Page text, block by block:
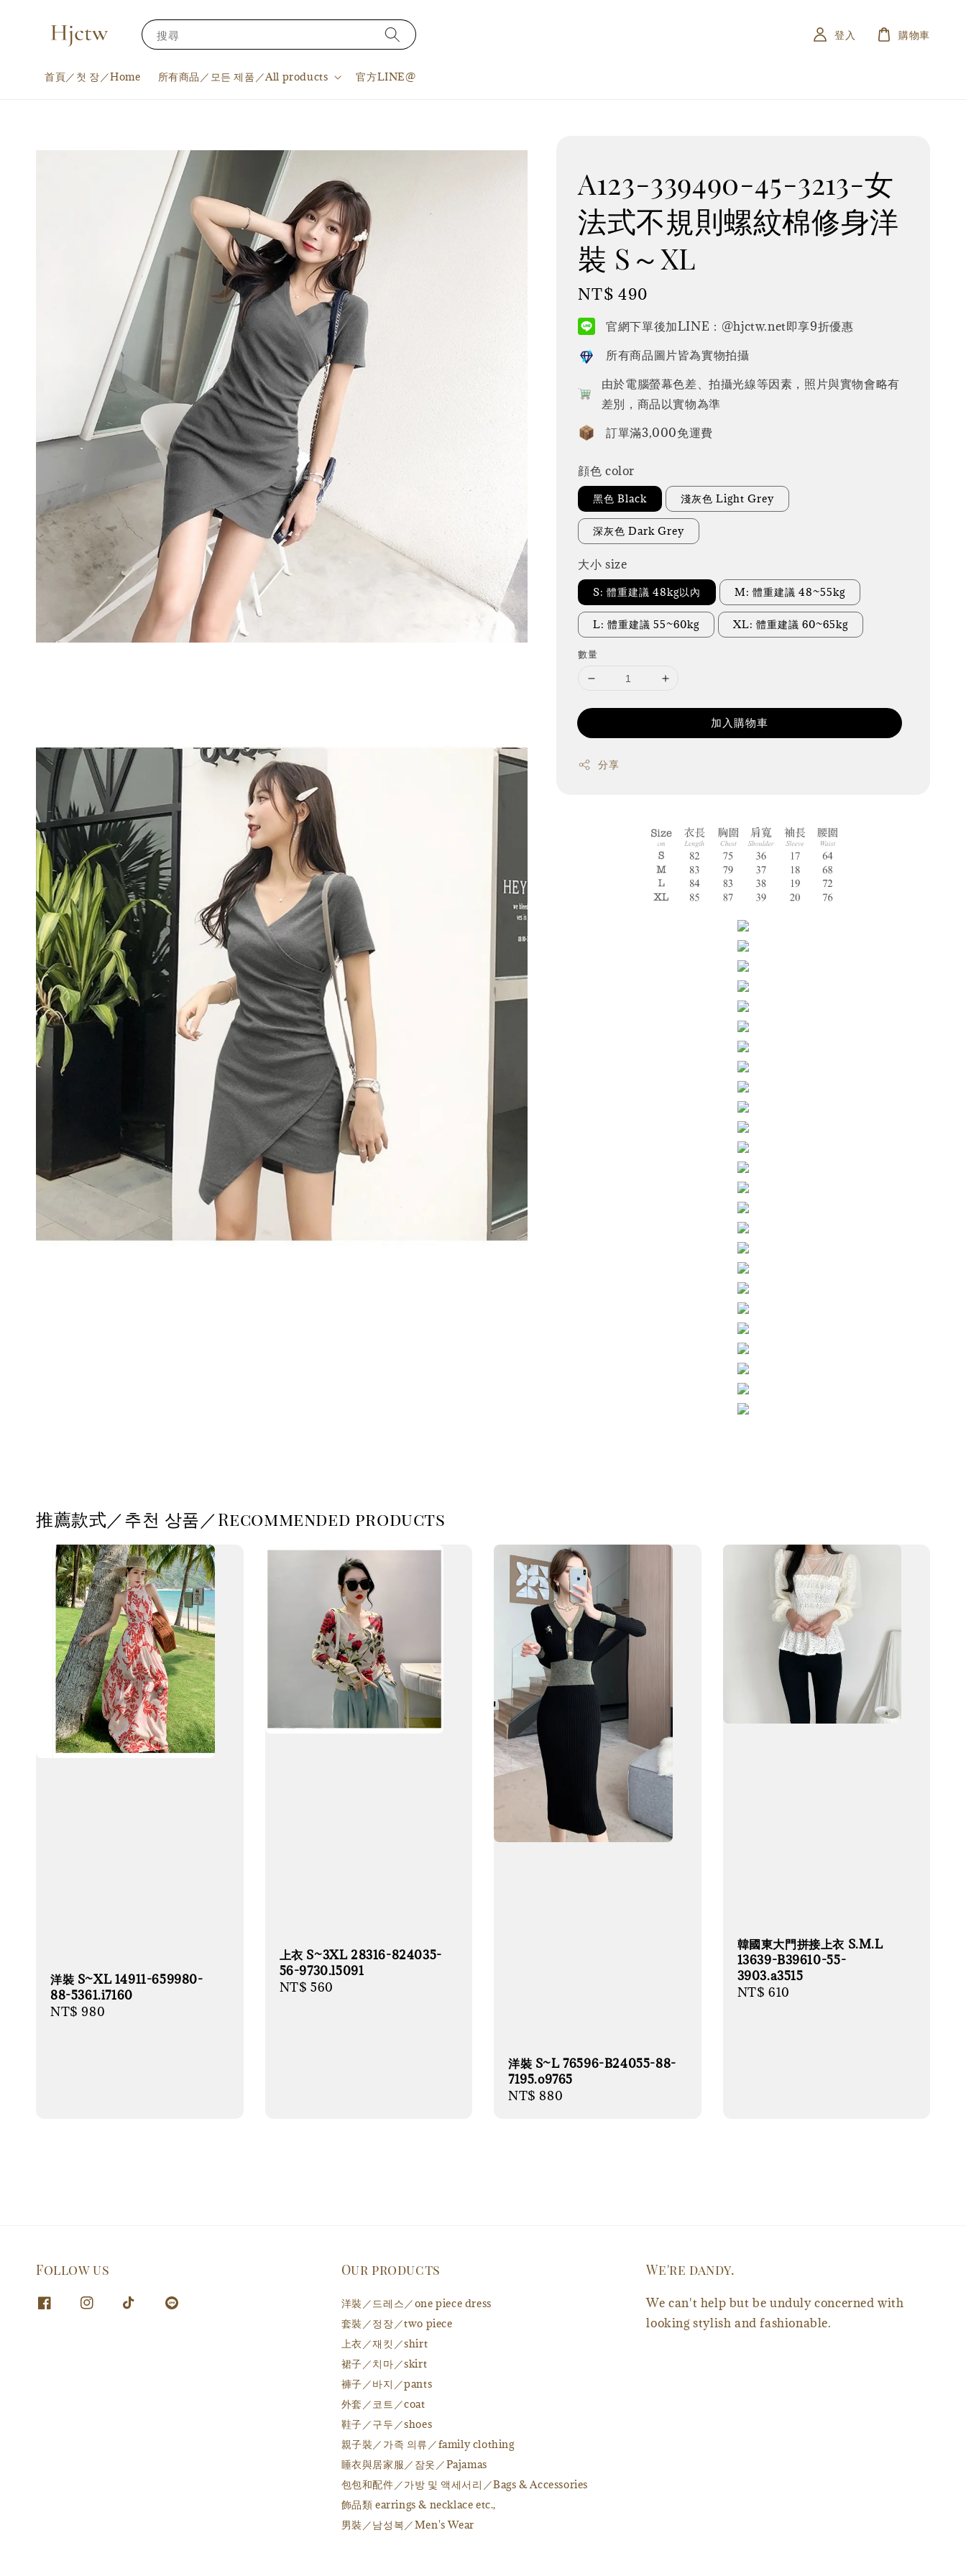
搜尋
首頁／첫 장／Home 所有商品／모든 제품／All products 官方LINE@
登入 購物車
A123-339490-45-3213-女
法式不規則螺紋棉修身洋
裝 S～XL
Regular
price
NT$ 490
官網下單後加LINE：@hjctw.net即享9折優惠
所有商品圖片皆為實物拍攝
由於電腦螢幕色差、拍攝光線等因素，照片與實物會略有
差別，商品以實物為準
訂單滿3,000免運費
顔色 color
黑色 Black 淺灰色 Light Grey
深灰色 Dark Grey
大小 size
S: 體重建議 48kg以內 M: 體重建議 48~55kg
L: 體重建議 55~60kg XL: 體重建議 60~65kg
數量
加入購物車
分享
推薦款式／추천 상품／Recommended products
洋裝 S~XL 14911-659980-
88-5361.i7160
Regular
NT$ 980
上衣 S~3XL 28316-824035-
56-9730.l5091
Regular
NT$ 560
洋裝 S~L 76596-B24055-88-
7195.o9765
Regular
NT$ 880
韓國東大門拼接上衣 S.M.L
13639-B39610-55-
3903.a3515
Regular
NT$ 610
Follow us Our products
洋裝／드레스／one piece dress
套裝／정장／two piece
上衣／재킷／shirt
裙子／치마／skirt
褲子／바지／pants
外套／코트／coat
鞋子／구두／shoes
親子裝／가족 의류／family clothing
睡衣與居家服／잠옷／Pajamas
包包和配件／가방 및 액세서리／Bags & Accessories
飾品類 earrings & necklace etc.,
男裝／남성복／Men's Wear
We're dandy.
We can't help but be unduly concerned with
looking stylish and fashionable.